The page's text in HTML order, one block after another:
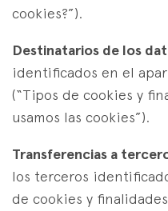
cookies?”).
Destinatarios de los
identificados en el
(“Tipos de cookies y
usamos las cookies”).
Transferencias a
los terceros
de cookies y